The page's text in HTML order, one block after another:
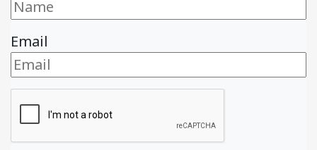
Email